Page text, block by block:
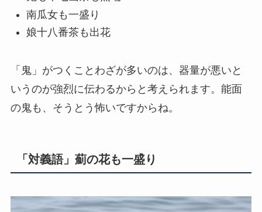
南瓜女も一盛り
娘十八番茶も出花
「鬼」がつくことわざが多いのは、器量が悪いと
いうのが強烈に伝わるからと考えられます。能面
の鬼も、そうとう怖いですからね。
「対義語」薊の花も一盛り